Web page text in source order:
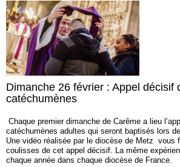
Dimanche 26 février : Appel décisif
catéchumènes
Chaque premier dimanche de Carême a lieu
catéchumènes adultes qui seront baptisés lors
Une vidéo réalisée par le diocèse de Metz vous
coulisses de cet appel décisif. La même
chaque année dans chaque diocèse de France.